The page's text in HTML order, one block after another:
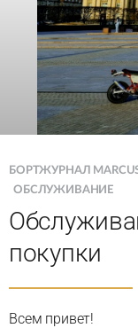
БОРТЖУРНАЛ
ОБСЛУЖИВАНИЕ
покупки
Всем привет!